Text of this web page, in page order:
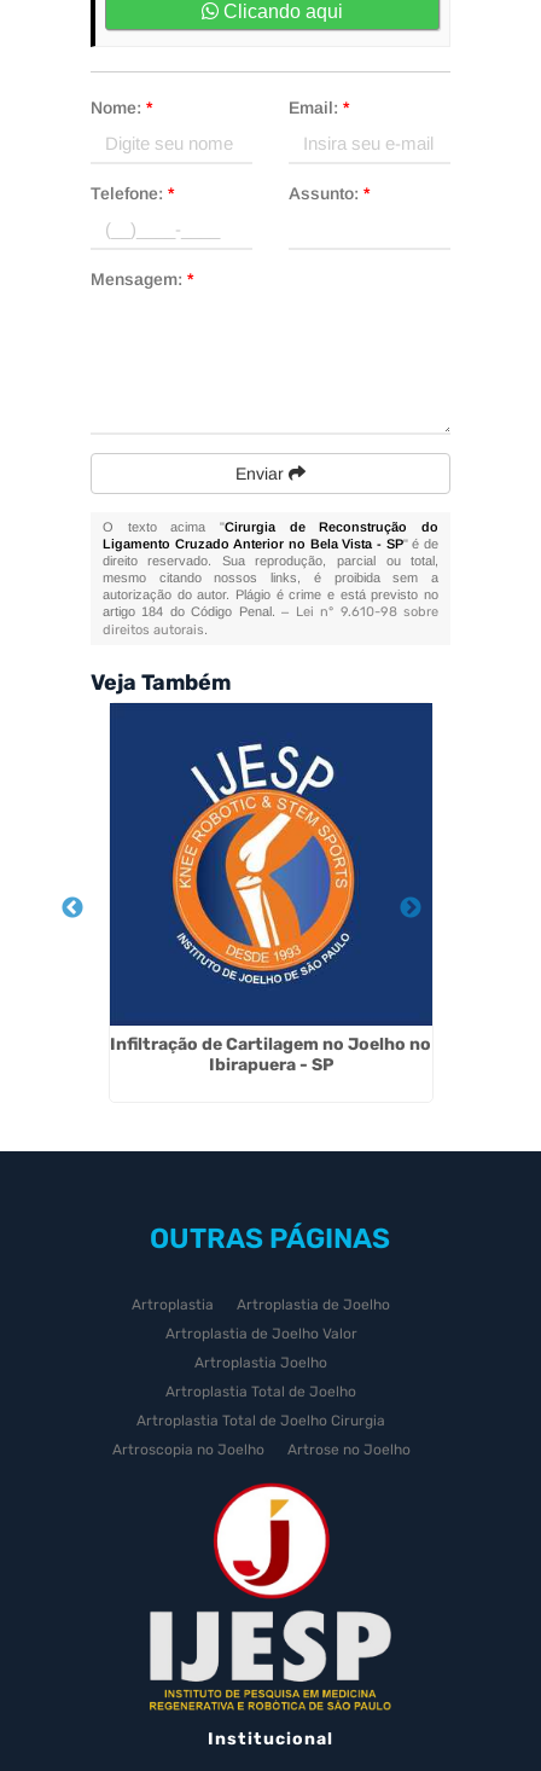
Clicando aqui
Nome: * Email: *
Telefone: * Assunto: *
Mensagem: *
Enviar
O texto acima "Cirurgia de Reconstrução do
Ligamento Cruzado Anterior no Bela Vista - SP" é de
direito reservado. Sua reprodução, parcial ou total,
mesmo citando nossos links, é proibida sem a
autorização do autor. Plágio é crime e está previsto no
artigo 184 do Código Penal. – Lei n° 9.610-98 sobre
direitos autorais.
Veja Também
Infiltração de Cartilagem no Joelho no
Ibirapuera - SP
OUTRAS PÁGINAS
Artroplastia
Artroplastia de Joelho
Artroplastia de Joelho Valor
Artroplastia Joelho
Artroplastia Total de Joelho
Artroplastia Total de Joelho Cirurgia
Artroscopia no Joelho
Artrose no Joelho
Artrose no Joelho Cirurgia
Artrose no Joelho Tratamento
Celulas Tronco Joelho
Celula Tronco Esporte
Cirurgia Artroplastia de Joelho
Cirurgia Artroplastia Joelho
Cirurgia Artrose Joelho Preço
Cirurgia de Artroscopia no Joelho
Cirurgia de Cartilagem do Joelho
Cirurgia de Joelho com Prótese
Institucional